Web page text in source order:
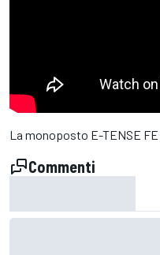
La monoposto E-TENSE FE
Commenti